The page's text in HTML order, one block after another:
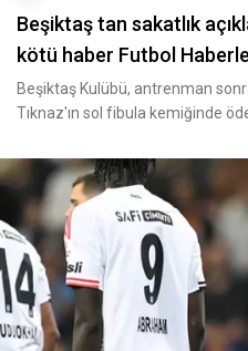
Beşiktaş tan sakatlık
kötü haber Futbol
Beşiktaş Kulübü, antrenman
Tıknaz'ın sol fibula kemiğinde